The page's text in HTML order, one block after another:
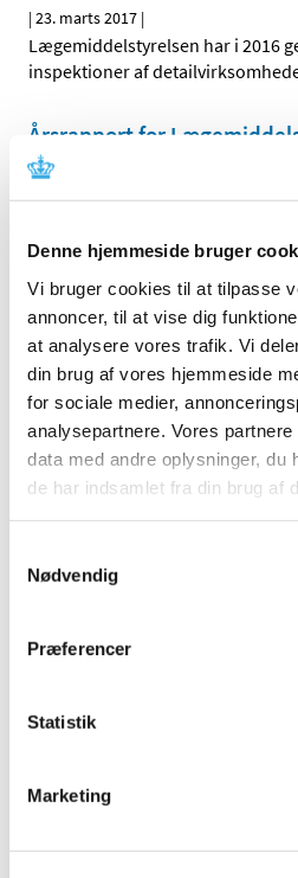
Denne hjemmeside bruger
Vi bruger cookies til at tilpasse
annoncer, til at vise dig
at analysere vores trafik. Vi
din brug af vores hjemmeside
for sociale medier,
analysepartnere. Vores
data med andre oplysninger, du
de har indsamlet fra din brug af
Nødvendig
Præferencer
Statistik
Marketing
|23. marts 2017 |
Lægemiddelstyrelsen har i 2016
inspektioner af
Årsrapport for
|10. marts 2017
Årsrapporten vedrører
Resultatkontrakt 2017
Ældreministeriet og
|7. marts 2017 |
Klare mål for
Lægemiddelstyrelsen har i 2016
Alle (89)
TID
2023 (3)
2021 (1)
2019 (4)
2017 (7)